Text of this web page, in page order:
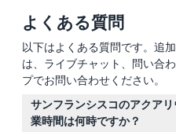
よくある質問
以下はよくある質問です。追
は、ライブチャット、問い合
プでお問い合わせください。
サンフランシスコのアクア
業時間は何時ですか？